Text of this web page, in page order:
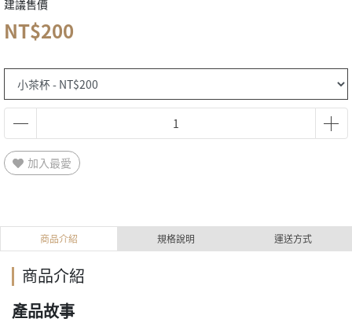
建議售價
NT$200
加入最愛
商品介紹 規格說明 運送方式
商品介紹
產品故事